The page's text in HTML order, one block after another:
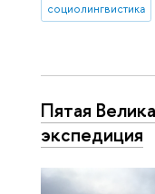
социолингвистика
Пятая
экспедиция